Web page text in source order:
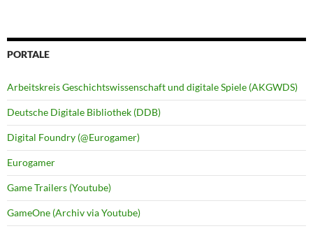
PORTALE
Arbeitskreis Geschichtswissenschaft und digitale Spiele (AKGWDS)
Deutsche Digitale Bibliothek (DDB)
Digital Foundry (@Eurogamer)
Eurogamer
Game Trailers (Youtube)
GameOne (Archiv via Youtube)